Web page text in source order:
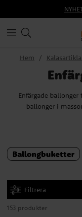
Hem
Enfärgade
ballonger i
Ballongbuketter
Filtrera
153 produkter